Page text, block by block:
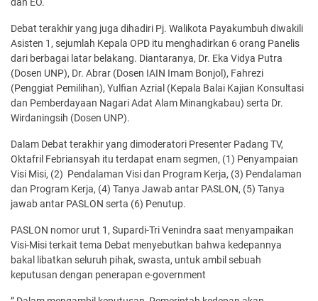
Debat terakhir yang juga dihadiri Pj. Walikota Payakumbuh diwakili
Asisten 1, sejumlah Kepala OPD itu menghadirkan 6 orang Panelis
dari berbagai latar belakang. Diantaranya, Dr. Eka Vidya Putra
(Dosen UNP), Dr. Abrar (Dosen IAIN Imam Bonjol), Fahrezi
(Penggiat Pemilihan), Yulfian Azrial (Kepala Balai Kajian Konsultasi
dan Pemberdayaan Nagari Adat Alam Minangkabau) serta Dr.
Wirdaningsih (Dosen UNP).
Dalam Debat terakhir yang dimoderatori Presenter Padang TV,
Oktafril Febriansyah itu terdapat enam segmen, (1) Penyampaian
Visi Misi, (2) Pendalaman Visi dan Program Kerja, (3) Pendalaman
dan Program Kerja, (4) Tanya Jawab antar PASLON, (5) Tanya
jawab antar PASLON serta (6) Penutup.
PASLON nomor urut 1, Supardi-Tri Venindra saat menyampaikan
Visi-Misi terkait tema Debat menyebutkan bahwa kedepannya
bakal libatkan seluruh pihak, swasta, untuk ambil sebuah
keputusan dengan penerapan e-government